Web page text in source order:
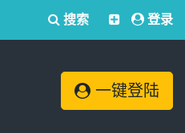
搜索 登录
一键登陆